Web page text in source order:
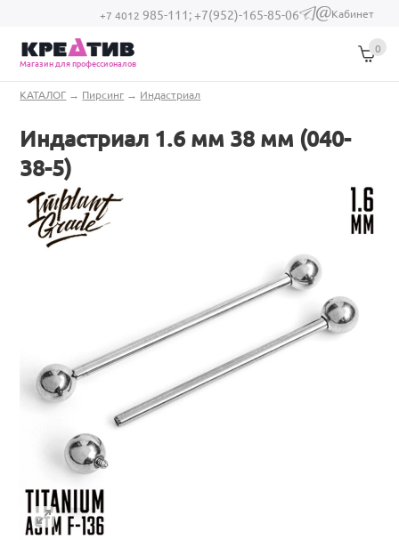
Перейти к основному содержанию
+7 4012 985-111;+7(952)-165-85-06
(link sends e-
Кабинет
Магазин для профессионалов
0
Вы здесь
КАТАЛОГ → Пирсинг → Индастриал
Индастриал 1.6 мм 38 мм (040-
38-5)